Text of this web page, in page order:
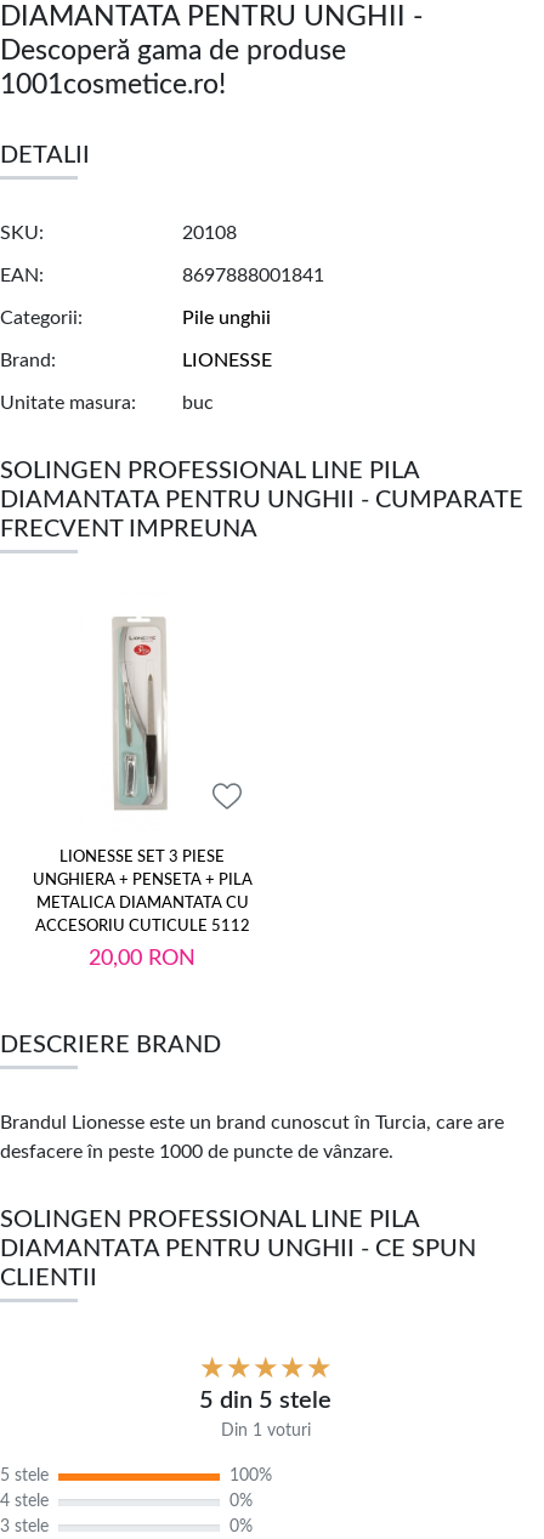
DIAMANTATA PENTRU UNGHII -
Descoperă gama de produse
1001cosmetice.ro!
DETALII
SKU 20108
EAN 8697888001841
Categorii Pile unghii
Brand LIONESSE
Unitate masura buc
SOLINGEN PROFESSIONAL LINE PILA
DIAMANTATA PENTRU UNGHII - CUMPARATE
FRECVENT IMPREUNA
LIONESSE SET 3 PIESE
UNGHIERA + PENSETA + PILA
METALICA DIAMANTATA CU
ACCESORIU CUTICULE 5112
20,00 RON
DESCRIERE BRAND
Brandul Lionesse este un brand cunoscut în Turcia, care are
desfacere în peste 1000 de puncte de vânzare.
SOLINGEN PROFESSIONAL LINE PILA
DIAMANTATA PENTRU UNGHII - CE SPUN
CLIENTII
5 din 5 stele
Din 1 voturi
5 stele
100%
4 stele
0%
3 stele
0%